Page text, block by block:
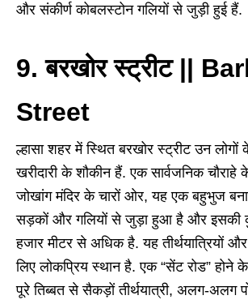
और संकीर्ण कोबलस्टोन गलियों से जुड़ी हुई हैं.
9. बरखोर स्ट्रीट ||
Street
ल्हासा शहर में स्थित बरखोर स्ट्रीट उन
खरीदारी के शौकीन हैं. एक सार्वजनिक
जोखांग मंदिर के चारों ओर, यह एक बहुभुज
सड़कों और गलियों से जुड़ा हुआ है और इसकी
हजार मीटर से अधिक है. यह तीर्थयात्रियों
लिए लोकप्रिय स्थान है. एक “सेंट रोड” होने
पूरे तिब्बत से सैकड़ों तीर्थयात्री, अलग-अलग